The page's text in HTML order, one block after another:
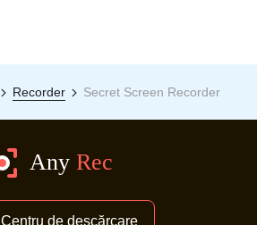
Recorder Secret Screen Recorder
Centru de descărcare